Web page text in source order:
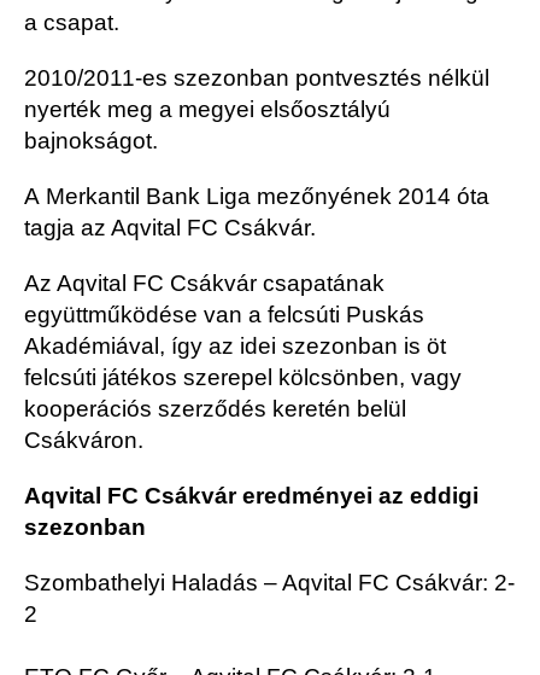
a csapat.
2010/2011-es szezonban pontvesztés nélkül
nyerték meg a megyei elsőosztályú
bajnokságot.
A Merkantil Bank Liga mezőnyének 2014 óta
tagja az Aqvital FC Csákvár.
Az Aqvital FC Csákvár csapatának
együttműködése van a felcsúti Puskás
Akadémiával, így az idei szezonban is öt
felcsúti játékos szerepel kölcsönben, vagy
kooperációs szerződés keretén belül
Csákváron.
Aqvital FC Csákvár eredményei az eddigi
szezonban
Szombathelyi Haladás – Aqvital FC Csákvár: 2-
2